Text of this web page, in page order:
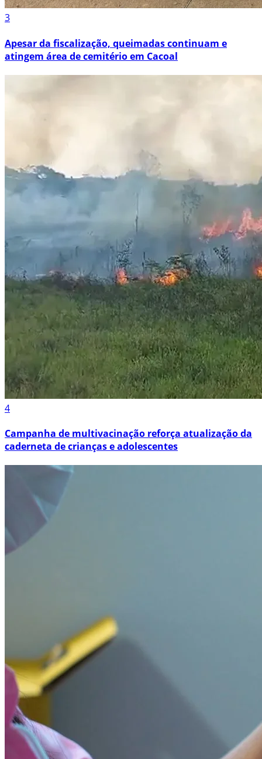
3
Apesar da fiscalização, queimadas continuam e
atingem área de cemitério em Cacoal
4
Campanha de multivacinação reforça atualização da
caderneta de crianças e adolescentes